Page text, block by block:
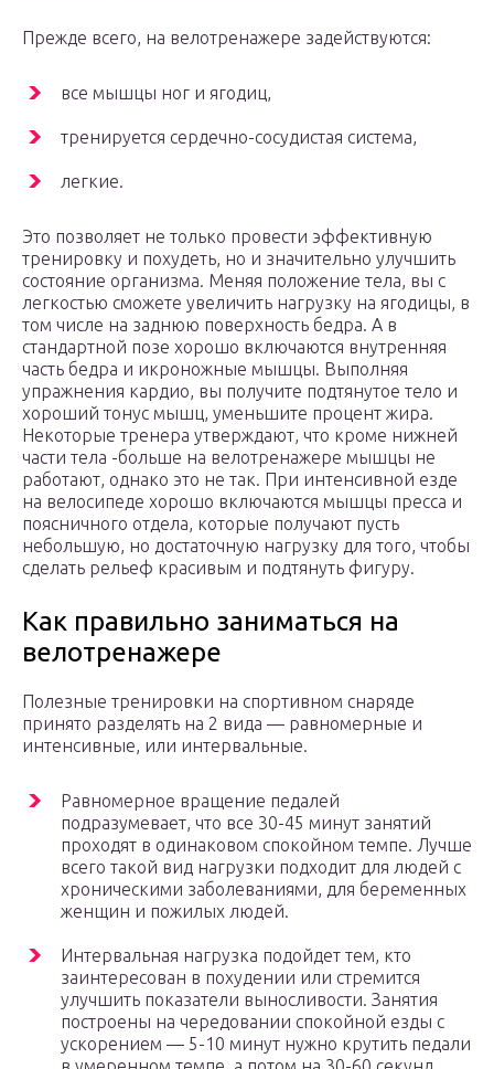
Прежде всего, на велотренажере задействуются:
все мышцы ног и ягодиц,
тренируется сердечно-сосудистая система,
легкие.
Это позволяет не только провести эффективную
тренировку и похудеть, но и значительно улучшить
состояние организма. Меняя положение тела, вы с
легкостью сможете увеличить нагрузку на ягодицы, в
том числе на заднюю поверхность бедра. А в
стандартной позе хорошо включаются внутренняя
часть бедра и икроножные мышцы. Выполняя
упражнения кардио, вы получите подтянутое тело и
хороший тонус мышц, уменьшите процент жира.
Некоторые тренера утверждают, что кроме нижней
части тела -больше на велотренажере мышцы не
работают, однако это не так. При интенсивной езде
на велосипеде хорошо включаются мышцы пресса и
поясничного отдела, которые получают пусть
небольшую, но достаточную нагрузку для того, чтобы
сделать рельеф красивым и подтянуть фигуру.
Как правильно заниматься на
велотренажере
Полезные тренировки на спортивном снаряде
принято разделять на 2 вида — равномерные и
интенсивные, или интервальные.
Равномерное вращение педалей
подразумевает, что все 30-45 минут занятий
проходят в одинаковом спокойном темпе. Лучше
всего такой вид нагрузки подходит для людей с
хроническими заболеваниями, для беременных
женщин и пожилых людей.
Интервальная нагрузка подойдет тем, кто
заинтересован в похудении или стремится
улучшить показатели выносливости. Занятия
построены на чередовании спокойной езды с
ускорением — 5-10 минут нужно крутить педали